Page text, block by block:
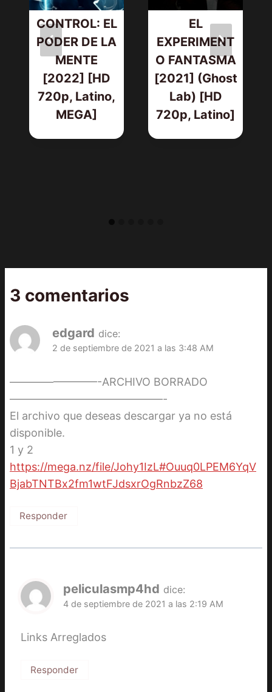
CONTROL: EL
PODER DE LA
MENTE
[2022] [HD
720p, Latino,
MEGA]
EL
EXPERIMENT
O FANTASMA
[2021] (Ghost
Lab) [HD
720p, Latino]
3 comentarios
edgard dice:
2 de septiembre de 2021 a las 3:48 AM
————————-ARCHIVO BORRADO
——————————————-
El archivo que deseas descargar ya no está
disponible.
1 y 2
https://mega.nz/file/Johy1IzL#Ouuq0LPEM6YqV
BjabTNTBx2fm1wtFJdsxrOgRnbzZ68
Responder
peliculasmp4hd dice:
4 de septiembre de 2021 a las 2:19 AM
Links Arreglados
Responder